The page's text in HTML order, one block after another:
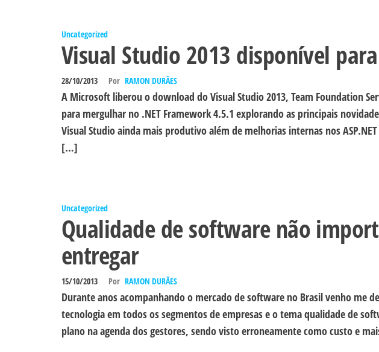
Uncategorized
Visual Studio 2013 disponível
28/10/2013 Por RAMON DURÃES
A Microsoft liberou o download do Visual Studio 2013, Team Foundation
para mergulhar no .NET Framework 4.5.1 explorando as principais
Visual Studio ainda mais produtivo além de melhorias internas nos
[…]
Uncategorized
Qualidade de software não
entregar
15/10/2013 Por RAMON DURÃES
Durante anos acompanhando o mercado de software no Brasil venho me
tecnologia em todos os segmentos de empresas e o tema qualidade de
plano na agenda dos gestores, sendo visto erroneamente como custo e